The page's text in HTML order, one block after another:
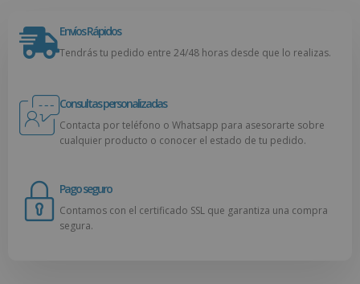
Envíos Rápidos
Tendrás tu pedido entre 24/48 horas desde que lo realizas.
Consultas personalizadas
Contacta por teléfono o Whatsapp para asesorarte sobre
cualquier producto o conocer el estado de tu pedido.
Pago seguro
Contamos con el certificado SSL que garantiza una compra
segura.